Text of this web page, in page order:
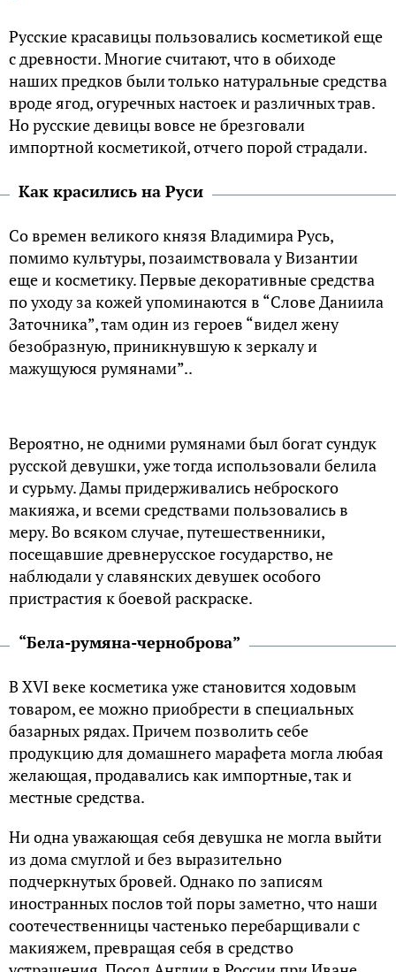
Русские красавицы пользовались косметикой еще
с древности. Многие считают, что в обиходе
наших предков были только натуральные средства
вроде ягод, огуречных настоек и различных трав.
Но русские девицы вовсе не брезговали
импортной косметикой, отчего порой страдали.
Как красились на Руси
Со времен великого князя Владимира Русь,
помимо культуры, позаимствовала у Византии
еще и косметику. Первые декоративные средства
по уходу за кожей упоминаются в “Слове Даниила
Заточника”, там один из героев “видел жену
безобразную, приникнувшую к зеркалу и
мажущуюся румянами”..
Вероятно, не одними румянами был богат сундук
русской девушки, уже тогда использовали белила
и сурьму. Дамы придерживались неброского
макияжа, и всеми средствами пользовались в
меру. Во всяком случае, путешественники,
посещавшие древнерусское государство, не
наблюдали у славянских девушек особого
пристрастия к боевой раскраске.
“Бела-румяна-черноброва”
В XVI веке косметика уже становится ходовым
товаром, ее можно приобрести в специальных
базарных рядах. Причем позволить себе
продукцию для домашнего марафета могла любая
желающая, продавались как импортные, так и
местные средства.
Ни одна уважающая себя девушка не могла выйти
из дома смуглой и без выразительно
подчеркнутых бровей. Однако по записям
иностранных послов той поры заметно, что наши
соотечественницы частенько перебарщивали с
макияжем, превращая себя в средство